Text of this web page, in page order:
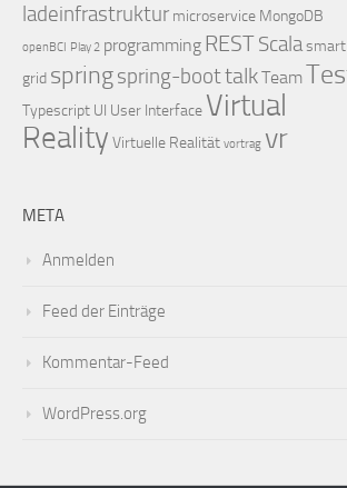
ladeinfrastruktur microservice MongoDB
openBCI Play 2 programming RESTScalasmart
grid springspring-boottalkTeam
Typescript UI User Interface Virtual
Reality Virtuelle Realität vortrag vr
META
Anmelden
Feed der Einträge
Kommentar-Feed
WordPress.org